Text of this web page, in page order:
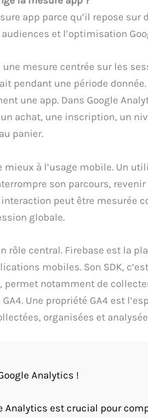
app parce qu’il repose
audiences et l’optimisation
une mesure centrée sur les
pendant une période
une app. Dans Google
achat, une inscription, un
panier.
mieux à l’usage mobile. Un
son parcours,
interaction peut être mesurée
globale.
rôle central. Firebase est la
mobiles. Son SDK,
permet notamment de
Une propriété GA4 est
organisées et
Analytics !
Analytics est crucial pour